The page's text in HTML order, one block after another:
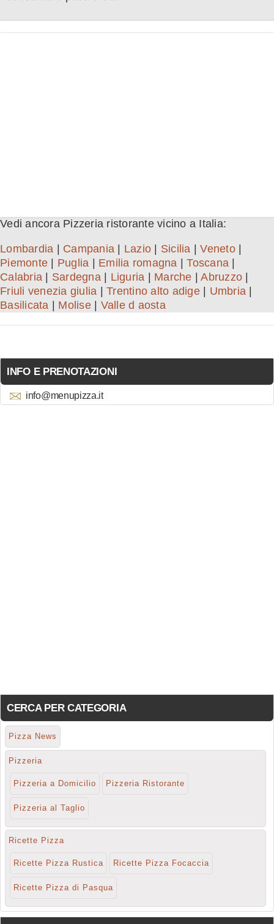
Vedi ancora Pizzeria ristorante vicino a Italia:
Lombardia Campania Lazio Sicilia |Veneto|
Piemonte
Puglia Emilia romagna |Toscana
Calabria
Sardegna| Liguria Marche |Abruzzo
Friuli venezia giulia
Trentino alto adige| Umbria
Basilicata
Molise| Valle d aosta
INFO E PRENOTAZIONI
info@menupizza.it
CERCA PER CATEGORIA
Pizza News
Pizzeria
Pizzeria a Domicilio Pizzeria Ristorante
Pizzeria al Taglio
Ricette Pizza
Ricette Pizza Rustica Ricette Pizza Focaccia
Ricette Pizza di Pasqua